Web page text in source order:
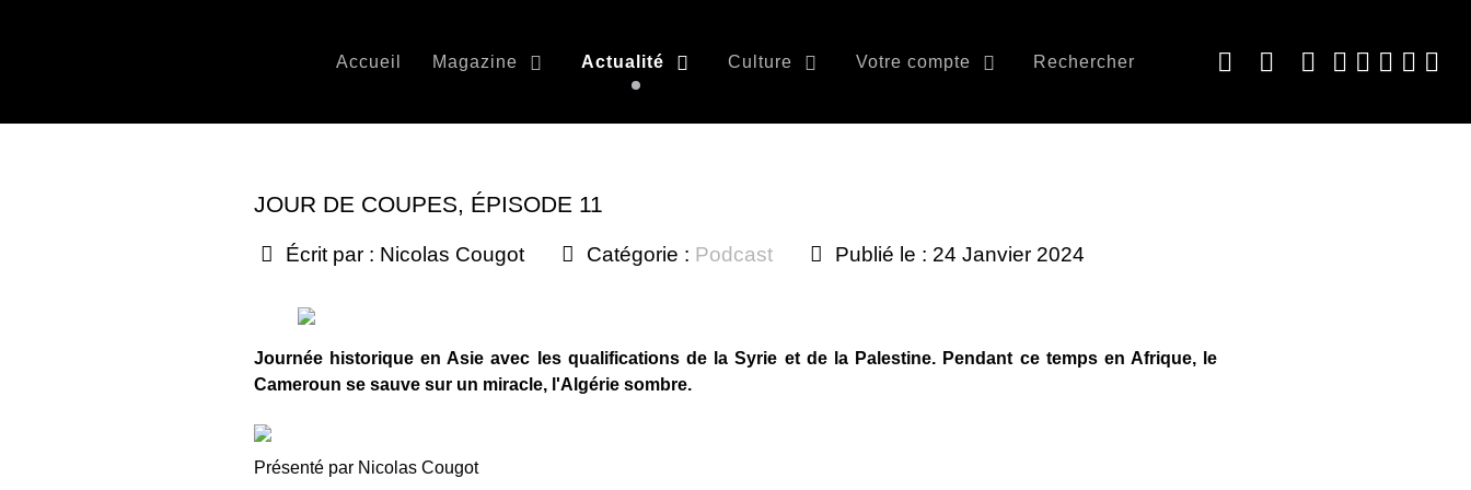
Accueil Magazine Actualité Culture Votre compte Rechercher
JOUR DE COUPES, ÉPISODE 11
Écrit par : Nicolas Cougot Catégorie : Podcast Publié le : 24 Janvier 2024
Journée historique en Asie avec les qualifications de la Syrie et de la Palestine. Pendant ce temps en Afrique, le
Cameroun se sauve sur un miracle, l'Algérie sombre.
Présenté par Nicolas Cougot